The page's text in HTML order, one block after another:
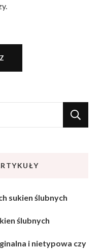
sukien ślubnych
ślubnych
i nietypowa czy